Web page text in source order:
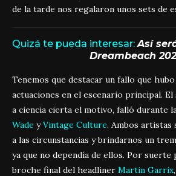
de la tarde nos regalaron unos sets de
Quizá te pueda interesar: Así
Dreambeach
Tenemos que destacar un fallo que
actuaciones en el escenario principal. El
a ciencia cierta el motivo, falló durante
Wade yVintage Culture. Ambos artistas
a las circunstancias y brindarnos un
ya que no dependía de ellos. Por
broche final del headliner Martin Garrix